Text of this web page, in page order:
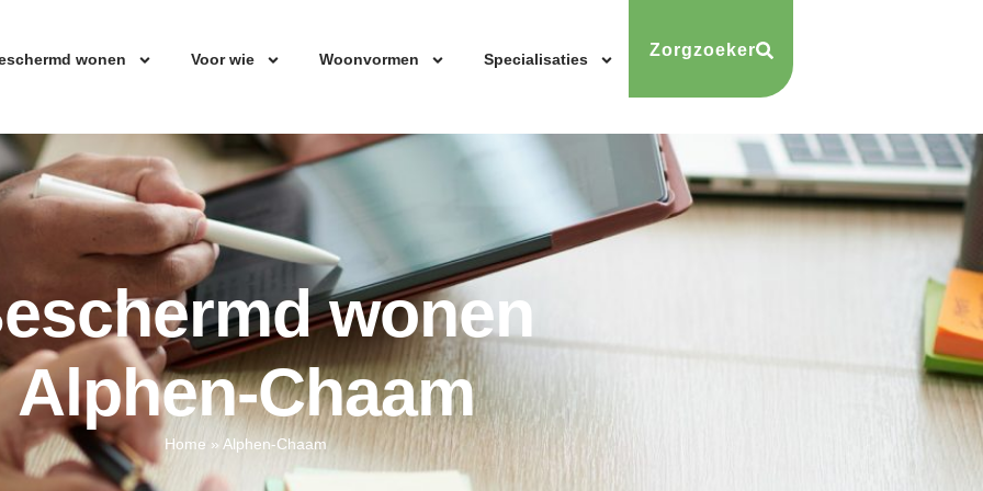
wonen Voor wie Woonvormen Specialisaties Zorgzoeker
wonen
Alphen-Chaam
Home » Alphen-Chaam